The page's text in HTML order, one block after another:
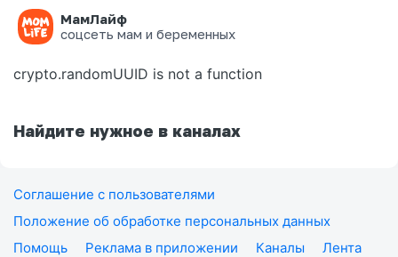
МамЛайф
соцсеть мам и беременных
Ошибка на странице
crypto.randomUUID is not a function
Найдите нужное в каналах
Соглашение с пользователями
Положение об обработке персональных данных
Помощь
Реклама в приложении Каналы
Лента